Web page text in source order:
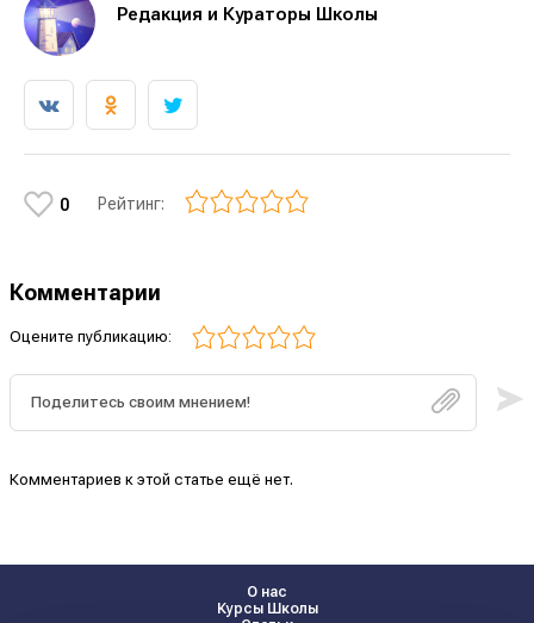
Редакция и Кураторы Школы
0 Рейтинг:
Комментарии
Оцените публикацию:
Комментариев к этой статье ещё нет.
О нас
Курсы Школы